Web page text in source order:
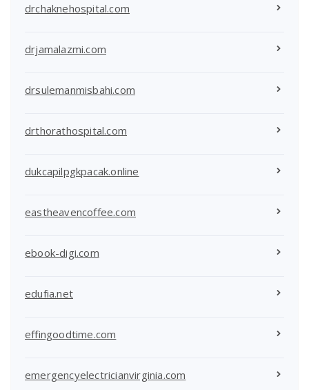
drchaknehospital.com
drjamalazmi.com
drsulemanmisbahi.com
drthorathospital.com
dukcapilpgkpacak.online
eastheavencoffee.com
ebook-digi.com
edufia.net
effingoodtime.com
emergencyelectricianvirginia.com